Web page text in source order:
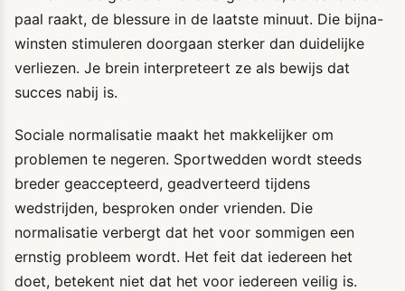
paal raakt, de blessure in de laatste minuut. Die bijna-
winsten stimuleren doorgaan sterker dan duidelijke
verliezen. Je brein interpreteert ze als bewijs dat
succes nabij is.
Sociale normalisatie maakt het makkelijker om
problemen te negeren. Sportwedden wordt steeds
breder geaccepteerd, geadverteerd tijdens
wedstrijden, besproken onder vrienden. Die
normalisatie verbergt dat het voor sommigen een
ernstig probleem wordt. Het feit dat iedereen het
doet, betekent niet dat het voor iedereen veilig is.